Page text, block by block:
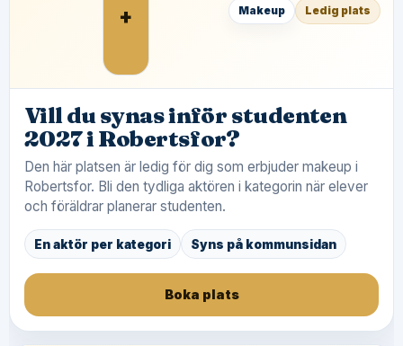
+ Makeup Ledig plats
Vill du synas inför studenten
2027 i Robertsfor?
Den här platsen är ledig för dig som erbjuder makeup i
Robertsfor. Bli den tydliga aktören i kategorin när elever
och föräldrar planerar studenten.
En aktör per kategori Syns på kommunsidan
Boka plats